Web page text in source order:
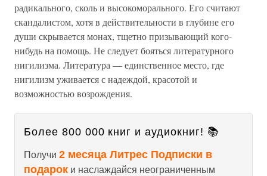
радикального, сколь и высокоморального. Его считают
скандалистом, хотя в действительности в глубине его
души скрывается монах, тщетно призывающий кого-
нибудь на помощь. Не следует бояться литературного
нигилизма. Литература — единственное место, где
нигилизм уживается с надеждой, красотой и
возможностью возрождения.
Более 800 000 книг и аудиокниг! 📚
Получи 2 месяца Литрес Подписки в
подарок и наслаждайся неограниченным